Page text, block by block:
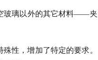
玻璃以外的其它材料——夹
性，增加了特定的要求。